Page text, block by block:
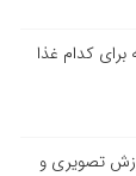
کدام غذا
جدید و شیک ۱۴۰۴؛ آموزش تصویری و